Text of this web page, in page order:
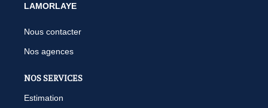
LAMORLAYE
Nous contacter
Nos agences
NOS SERVICES
Estimation